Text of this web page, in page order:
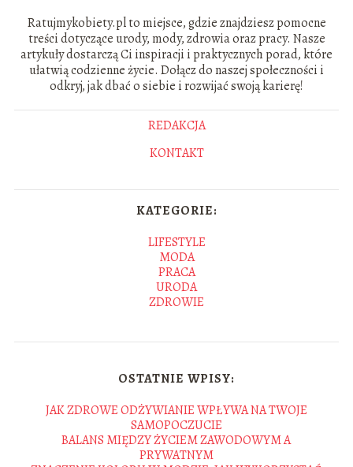
Ratujmykobiety.pl to miejsce, gdzie znajdziesz pomocne
treści dotyczące urody, mody, zdrowia oraz pracy. Nasze
artykuły dostarczą Ci inspiracji i praktycznych porad, które
ułatwią codzienne życie. Dołącz do naszej społeczności i
odkryj, jak dbać o siebie i rozwijać swoją karierę!
REDAKCJA
KONTAKT
KATEGORIE:
LIFESTYLE
MODA
PRACA
URODA
ZDROWIE
OSTATNIE WPISY:
JAK ZDROWE ODŻYWIANIE WPŁYWA NA TWOJE
SAMOPOCZUCIE
BALANS MIĘDZY ŻYCIEM ZAWODOWYM A
PRYWATNYM